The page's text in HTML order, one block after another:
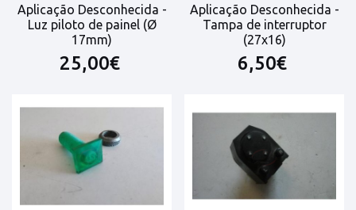
Aplicação Desconhecida -
Luz piloto de painel (Ø
17mm)
25,00€
Aplicação Desconhecida -
Tampa de interruptor
(27x16)
6,50€